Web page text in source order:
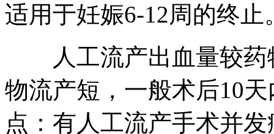
适用于妊娠6-12周的终止
人工流产出血量较药
物流产短，一般术后10
点：有人工流产手术并